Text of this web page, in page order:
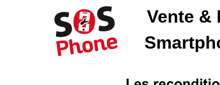
Vente &